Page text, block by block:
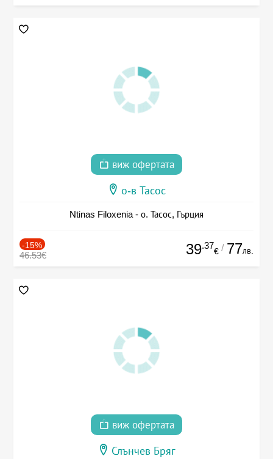
виж офертата
о-в Тасос
Ntinas Filoxenia - о. Тасос, Гърция
-15%
46.53€ 39.37
€ / 77лв.
виж офертата
Слънчев Бряг